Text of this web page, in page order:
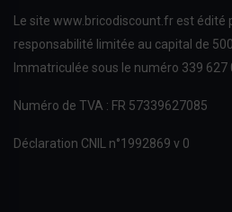
Le site www.bricodiscount.fr est édité
responsabilité limitée au capital de
Immatriculée sous le numéro 339 627
Numéro de TVA : FR 57339627085
Déclaration CNIL n°1992869 v 0